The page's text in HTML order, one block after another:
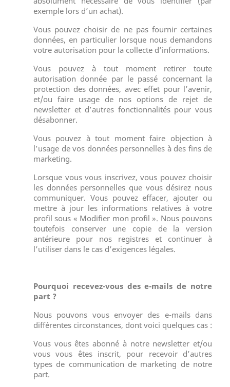
exemple lors d’un achat).
Vous pouvez choisir de ne pas fournir certaines
données, en particulier lorsque nous demandons
votre autorisation pour la collecte d’informations.
Vous pouvez à tout moment retirer toute
autorisation donnée par le passé concernant la
protection des données, avec effet pour l’avenir,
et/ou faire usage de nos options de rejet de
newsletter et d’autres fonctionnalités pour vous
désabonner.
Vous pouvez à tout moment faire objection à
l’usage de vos données personnelles à des fins de
marketing.
Lorsque vous vous inscrivez, vous pouvez choisir
les données personnelles que vous désirez nous
communiquer. Vous pouvez effacer, ajouter ou
mettre à jour les informations relatives à votre
profil sous « Modifier mon profil ». Nous pouvons
toutefois conserver une copie de la version
antérieure pour nos registres et continuer à
l’utiliser dans le cas d’exigences légales.
Pourquoi recevez-vous des e-mails de notre
part ?
Nous pouvons vous envoyer des e-mails dans
différentes circonstances, dont voici quelques cas :
Vous vous êtes abonné à notre newsletter et/ou
vous vous êtes inscrit, pour recevoir d’autres
types de communication de marketing de notre
part.